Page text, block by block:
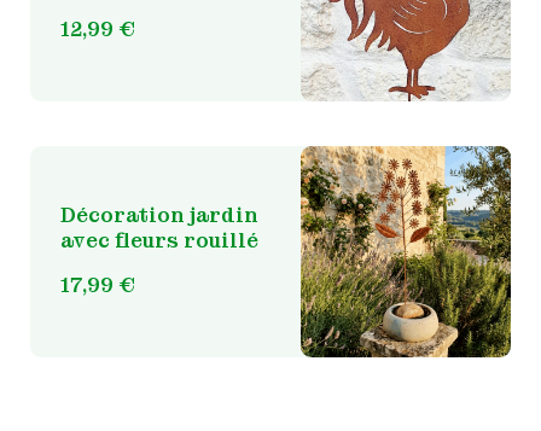
12,99 €
Décoration jardin
avec fleurs rouillé
17,99 €